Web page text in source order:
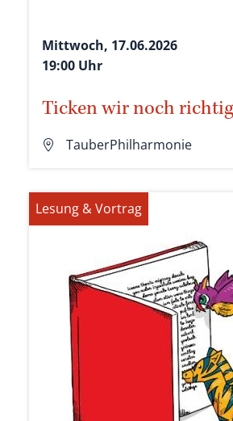
Mittwoch, 17.06.2026
19:00 Uhr
Ticken wir noch
TauberPhilharmonie
Lesung & Vortrag